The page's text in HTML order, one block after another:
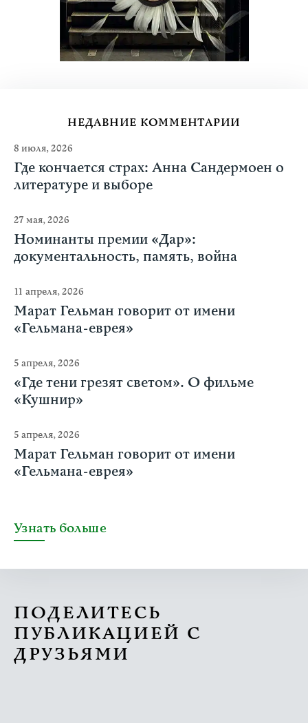
НЕДАВНИЕ КОММЕНТАРИИ
8 июля, 2026
Где кончается страх: Анна Сандермоен о
литературе и выборе
27 мая, 2026
Номинанты премии «Дар»:
документальность, память, война
11 апреля, 2026
Марат Гельман говорит от имени
«Гельмана-еврея»
5 апреля, 2026
«Где тени грезят светом». О фильме
«Кушнир»
5 апреля, 2026
Марат Гельман говорит от имени
«Гельмана-еврея»
Узнать больше
ПОДЕЛИТЕСЬ
ПУБЛИКАЦИЕЙ С
ДРУЗЬЯМИ